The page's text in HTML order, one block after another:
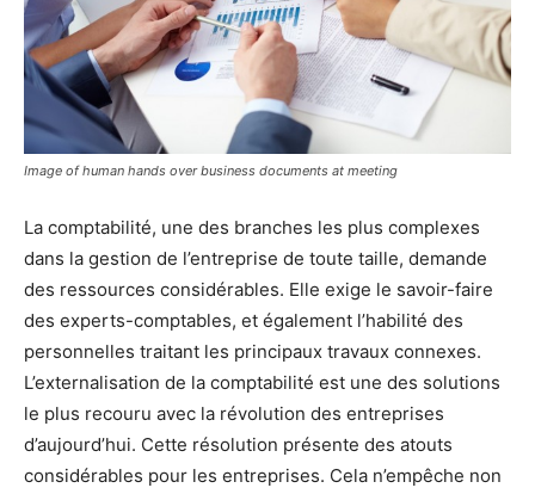
Image of human hands over business documents at meeting
La comptabilité, une des branches les plus complexes
dans la gestion de l’entreprise de toute taille, demande
des ressources considérables. Elle exige le savoir-faire
des experts-comptables, et également l’habilité des
personnelles traitant les principaux travaux connexes.
L’externalisation de la comptabilité est une des solutions
le plus recouru avec la révolution des entreprises
d’aujourd’hui. Cette résolution présente des atouts
considérables pour les entreprises. Cela n’empêche non